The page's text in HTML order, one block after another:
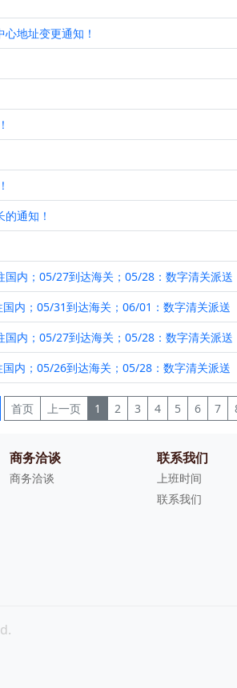
地址变更通知！
通知！
国内；05/27到达海关；05/28：数字清关派送
内；05/31到达海关；06/01：数字清关派送
国内；05/27到达海关；05/28：数字清关派送
内；05/26到达海关；05/28：数字清关派送
商务洽谈
商务洽谈
联系我们
上班时间
联系我们